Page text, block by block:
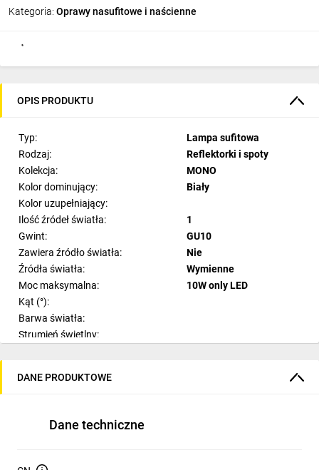
Kategoria: Oprawy nasufitowe i naścienne
OPIS PRODUKTU
Typ:
Lampa sufitowa
Rodzaj:
Reflektorki i spoty
Kolekcja:
MONO
Kolor dominujący:
Biały
Kolor uzupełniający:
Ilość źródeł światła:
1
Gwint:
GU10
Zawiera źródło światła:
Nie
Źródła światła:
Wymienne
Moc maksymalna:
10W only LED
Kąt (°):
Barwa światła:
Strumień świetlny:
Materiał dodatkowy:
Tworzywo sztuczne ABS
Szerokość:
Modyfikacja wysokości:
DANE PRODUKTOWE
Dane techniczne